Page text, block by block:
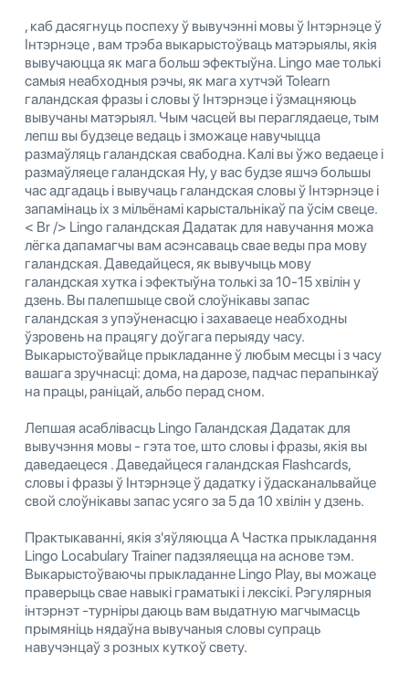
, каб дасягнуць поспеху ў вывучэнні мовы ў Інтэрнэце ў
Інтэрнэце , вам трэба выкарыстоўваць матэрыялы, якія
вывучаюцца як мага больш эфектыўна. Lingo мае толькі
самыя неабходныя рэчы, як мага хутчэй Tolearn
галандская фразы і словы ў Інтэрнэце і ўзмацняюць
вывучаны матэрыял. Чым часцей вы пераглядаеце, тым
лепш вы будзеце ведаць і зможаце навучыцца
размаўляць галандская свабодна. Калі вы ўжо ведаеце і
размаўляеце галандская Ну, у вас будзе яшчэ большы
час адгадаць і вывучаць галандская словы ў Інтэрнэце і
запамінаць іх з мільёнамі карыстальнікаў па ўсім свеце.
< Br /> Lingo галандская Дадатак для навучання можа
лёгка дапамагчы вам асэнсаваць свае веды пра мову
галандская. Даведайцеся, як вывучыць мову
галандская хутка і эфектыўна толькі за 10-15 хвілін у
дзень. Вы палепшыце свой слоўнікавы запас
галандская з упэўненасцю і захаваеце неабходны
ўзровень на працягу доўгага перыяду часу.
Выкарыстоўвайце прыкладанне ў любым месцы і з часу
вашага зручнасці: дома, на дарозе, падчас перапынкаў
на працы, раніцай, альбо перад сном.
Лепшая асаблівасць Lingo Галандская Дадатак для
вывучэння мовы - гэта тое, што словы і фразы, якія вы
даведаецеся . Даведайцеся галандская Flashcards,
словы і фразы ў Інтэрнэце ў дадатку і ўдасканальвайце
свой слоўнікавы запас усяго за 5 да 10 хвілін у дзень.
Практыкаванні, якія з'яўляюцца A Частка прыкладання
Lingo Locabulary Trainer падзяляецца на аснове тэм.
Выкарыстоўваючы прыкладанне Lingo Play, вы можаце
праверыць свае навыкі граматыкі і лексікі. Рэгулярныя
інтэрнэт -турніры даюць вам выдатную магчымасць
прымяніць нядаўна вывучаныя словы супраць
навучэнцаў з розных куткоў свету.